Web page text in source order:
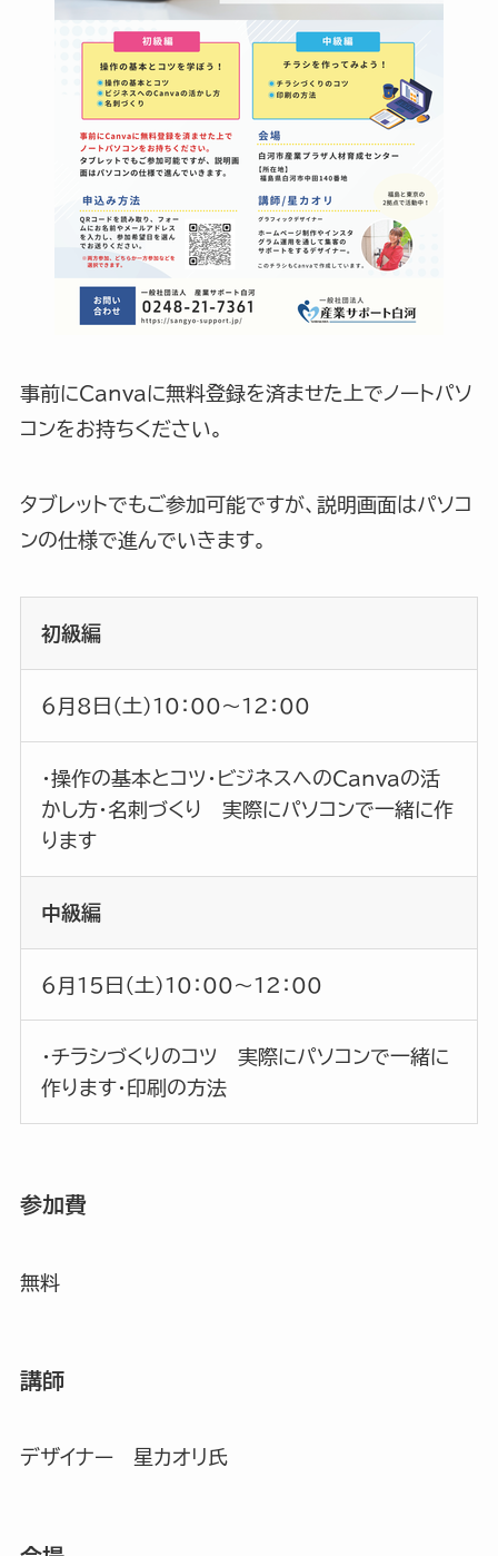
事前にCanvaに無料登録を済ませた上でノートパソ
コンをお持ちください。
タブレットでもご参加可能ですが、説明画面はパソコ
ンの仕様で進んでいきます。
初級編
6月8日（土）10：00～12：00
・操作の基本とコツ・ビジネスへのCanvaの活
かし方・名刺づくり 実際にパソコンで一緒に作
ります
中級編
6月15日（土）10：00～12：00
・チラシづくりのコツ 実際にパソコンで一緒に
作ります・印刷の方法
参加費
無料
講師
デザイナー 星カオリ氏